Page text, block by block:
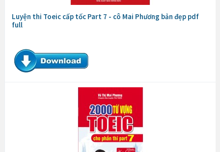
Luyện thi Toeic cấp tốc Part 7 - cô Mai Phương bản đẹp pdf
full